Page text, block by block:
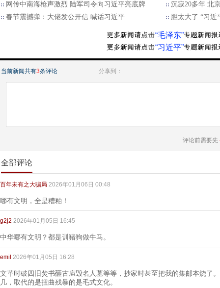
网传中南海枪声激烈 陆军司令向习近平亮底牌
沉寂20多年 北
春节震撼弹：大佬发公开信 喊话习近平
胆太大了 “习近
“毛泽东”
“习近平”
当前新闻共有3条评论 分享到：
评论前需要先
全部评论
百年未有之大骗局 2026年01月06日 00:48
哪有文明，全是糟粕！
g2j2 2026年01月05日 16:45
中华哪有文明？都是训猪狗做牛马。
emil 2026年01月05日 16:28
文革时破四旧焚书砸古庙毁名人墓等等，抄家时甚至把我的集邮本烧了
几，取代的是扭曲残暴的是毛式文化。